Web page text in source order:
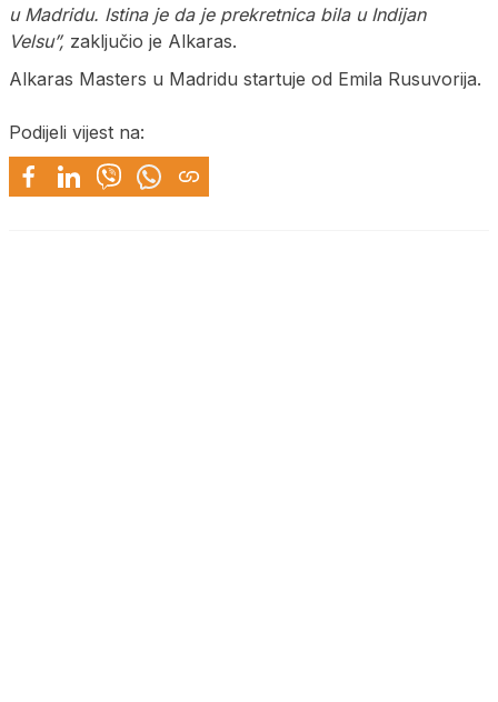
u Madridu. Istina je da je prekretnica bila u Indijan
Velsu”, zaključio je Alkaras.
Alkaras Masters u Madridu startuje od Emila Rusuvorija.
Podijeli vijest na: